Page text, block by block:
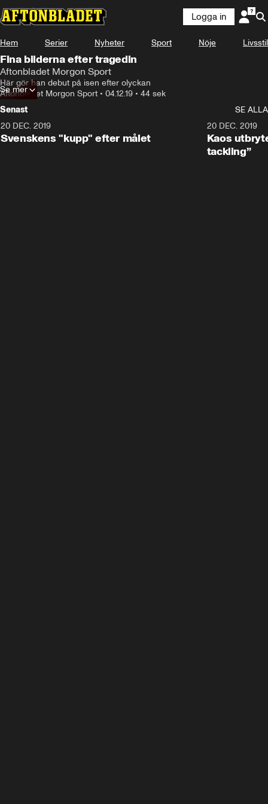
Logga in
Hem Serier Nyheter Sport Nöje Livsstil
Fina bilderna efter tragedin
Aftonbladet Morgon Sport
Här gör han debut på isen efter olyckan
Aftonbladet Morgon Sport • 04.12.19 • 44 sek
Se mer
Senast
SE ALLA
20 DEC. 2019
Svenskens "kupp" efter målet
20 DEC. 2019
Kaos
tackling”